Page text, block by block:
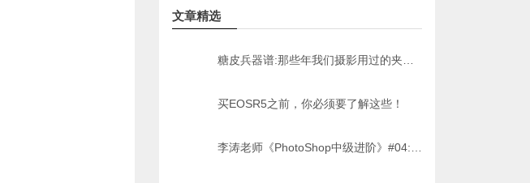
文章精选
买EOSR5之前，你必须要了解这些！